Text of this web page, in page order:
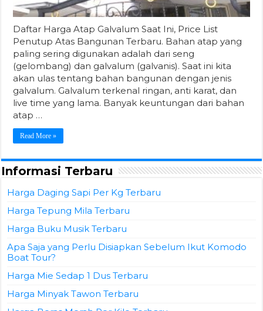
Daftar Harga Atap Galvalum Saat Ini, Price List
Penutup Atas Bangunan Terbaru. Bahan atap yang
paling sering digunakan adalah dari seng
(gelombang) dan galvalum (galvanis). Saat ini kita
akan ulas tentang bahan bangunan dengan jenis
galvalum. Galvalum terkenal ringan, anti karat, dan
live time yang lama. Banyak keuntungan dari bahan
atap …
Read More »
Informasi Terbaru
Harga Daging Sapi Per Kg Terbaru
Harga Tepung Mila Terbaru
Harga Buku Musik Terbaru
Apa Saja yang Perlu Disiapkan Sebelum Ikut Komodo
Boat Tour?
Harga Mie Sedap 1 Dus Terbaru
Harga Minyak Tawon Terbaru